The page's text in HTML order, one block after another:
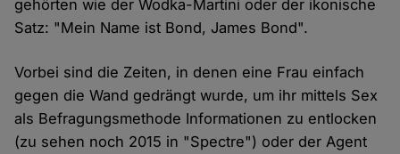
gehörten wie der Wodka-Martini oder der ikonische
Satz: "Mein Name ist Bond, James Bond".
Vorbei sind die Zeiten, in denen eine Frau einfach
gegen die Wand gedrängt wurde, um ihr mittels Sex
als Befragungsmethode Informationen zu entlocken
(zu sehen noch 2015 in "Spectre") oder der Agent